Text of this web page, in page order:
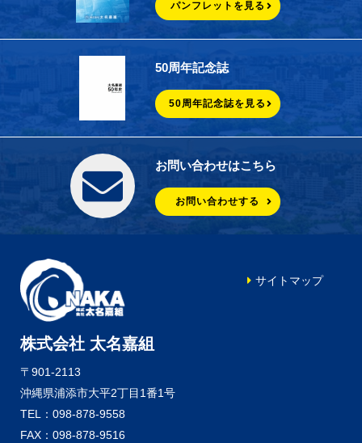
パンフレットを見る
50周年記念誌
50周年記念誌を見る
お問い合わせはこちら
お問い合わせする
株式会社 太名嘉組
〒901-2113
沖縄県浦添市大平2丁目1番1号
TEL：098-878-9558
FAX：098-878-9516
サイトマップ